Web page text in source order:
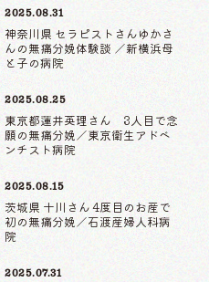
2025.08.31
神奈川県 セラピストさんゆかさ
んの無痛分娩体験談 ／新横浜母
と子の病院
2025.08.25
東京都蓮井英理さん 3人目で念
願の無痛分娩／東京衛生アドベ
ンチスト病院
2025.08.15
茨城県 十川さん 4度目のお産で
初の無痛分娩／石渡産婦人科病
院
2025.07.31